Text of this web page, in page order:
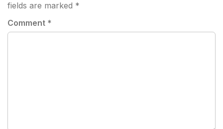
fields are marked *
Comment *